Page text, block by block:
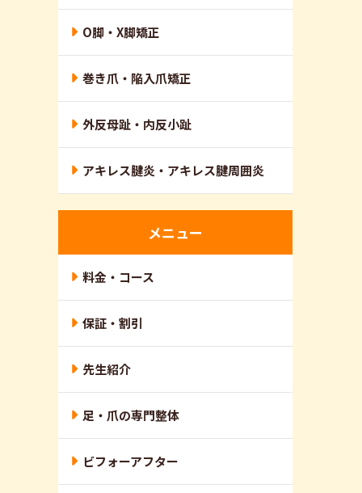
O脚・X脚矯正
巻き爪・陥入爪矯正
外反母趾・内反小趾
アキレス腱炎・アキレス腱周囲炎
メニュー
料金・コース
保証・割引
先生紹介
足・爪の専門整体
ビフォーアフター